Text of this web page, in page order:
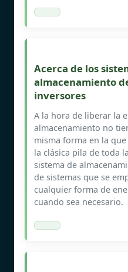
Acerca de los
almacenamiento
inversores
A la hora de liberar la
almacenamiento no
misma forma en la
la clásica pila de toda
sistema de
de sistemas que se
cualquier forma de
cuando sea necesario.